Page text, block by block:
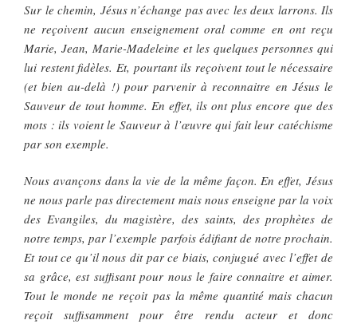
Sur le chemin, Jésus n’échange pas avec les deux larrons. Ils
ne reçoivent aucun enseignement oral comme en ont reçu
Marie, Jean, Marie-Madeleine et les quelques personnes qui
lui restent fidèles. Et, pourtant ils reçoivent tout le nécessaire
(et bien au-delà !) pour parvenir à reconnaitre en Jésus le
Sauveur de tout homme. En effet, ils ont plus encore que des
mots : ils voient le Sauveur à l’œuvre qui fait leur catéchisme
par son exemple.
Nous avançons dans la vie de la même façon. En effet, Jésus
ne nous parle pas directement mais nous enseigne par la voix
des Evangiles, du magistère, des saints, des prophètes de
notre temps, par l’exemple parfois édifiant de notre prochain.
Et tout ce qu’il nous dit par ce biais, conjugué avec l’effet de
sa grâce, est suffisant pour nous le faire connaitre et aimer.
Tout le monde ne reçoit pas la même quantité mais chacun
reçoit suffisamment pour être rendu acteur et donc